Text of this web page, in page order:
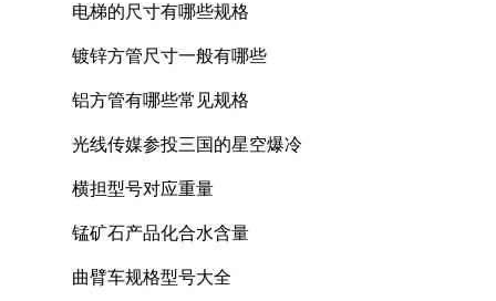
电梯的尺寸有哪些规格
镀锌方管尺寸一般有哪些
铝方管有哪些常见规格
光线传媒参投三国的星空爆冷
横担型号对应重量
锰矿石产品化合水含量
曲臂车规格型号大全